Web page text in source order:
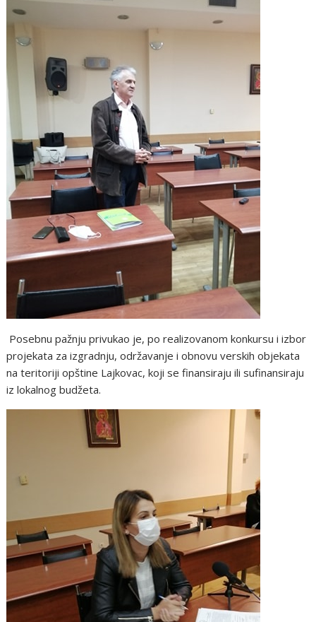
Posebnu pažnju privukao je, po realizovanom konkursu i izbor
projekata za izgradnju, održavanje i obnovu verskih objekata
na teritoriji opštine Lajkovac, koji se finansiraju ili sufinansiraju
iz lokalnog budžeta.